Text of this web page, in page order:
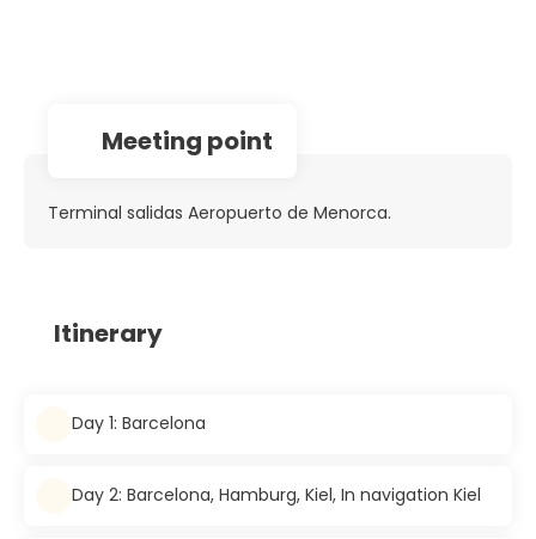
Meeting point
Terminal salidas Aeropuerto de Menorca.
Itinerary
Day 1: Barcelona
Day 2: Barcelona, Hamburg, Kiel, In navigation Kiel